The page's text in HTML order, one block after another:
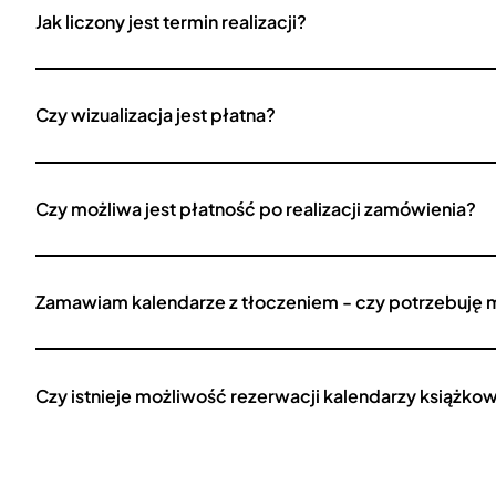
Jak liczony jest termin realizacji?
Czy wizualizacja jest płatna?
Czy możliwa jest płatność po realizacji zamówienia?
Zamawiam kalendarze z tłoczeniem - czy potrzebuję
Czy istnieje możliwość rezerwacji kalendarzy